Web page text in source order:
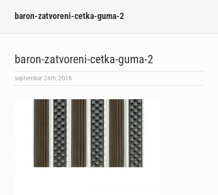
baron-zatvoreni-cetka-guma-2
baron-zatvoreni-cetka-guma-2
septembar 24th, 2016